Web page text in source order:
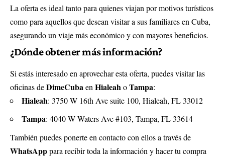
La oferta es ideal tanto para quienes viajan por motivos turísticos
como para aquellos que desean visitar a sus familiares en Cuba,
asegurando un viaje más económico y con mayores beneficios.
¿Dónde obtener más información?
Si estás interesado en aprovechar esta oferta, puedes visitar las
oficinas deDimeCubaen HialeahoTampa:
Hialeah: 3750 W 16th Ave suite 100, Hialeah, FL 33012
Tampa: 4040 W Waters Ave #103, Tampa, FL 33614
También puedes ponerte en contacto con ellos a través de
WhatsApppara recibir toda la información y hacer tu compra